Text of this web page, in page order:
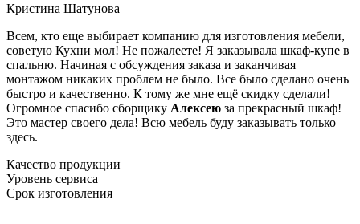
Кристина Шатунова
Всем, кто еще выбирает компанию для изготовления мебели,
советую Кухни мол! Не пожалеете! Я заказывала шкаф-купе в
спальню. Начиная с обсуждения заказа и заканчивая
монтажом никаких проблем не было. Все было сделано очень
быстро и качественно. К тому же мне ещё скидку сделали!
Огромное спасибо сборщику Алексею за прекрасный шкаф!
Это мастер своего дела! Всю мебель буду заказывать только
здесь.
Качество продукции
Уровень сервиса
Срок изготовления